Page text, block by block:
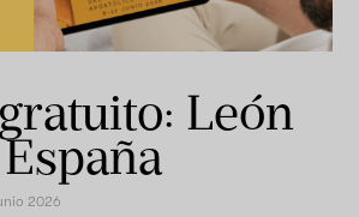
León
2026